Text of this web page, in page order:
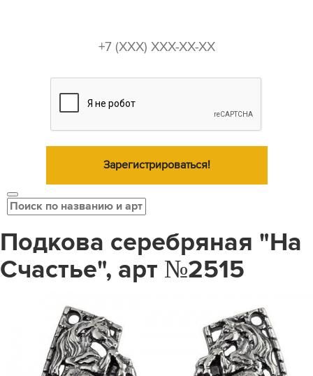
Зарегистрироваться!
Подкова серебряная "На
Счастье", арт №2515